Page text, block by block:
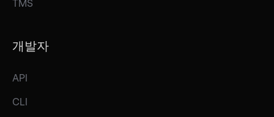
TMS
개발자
API
CLI